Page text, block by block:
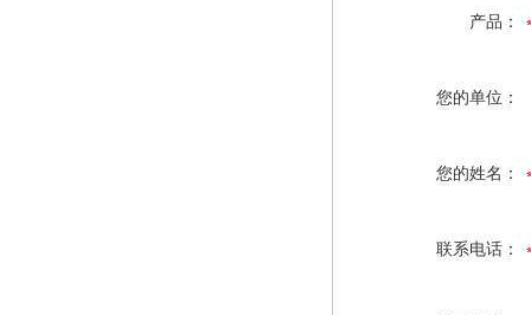
产品：
您的单位：
您的姓名：
联系电话：